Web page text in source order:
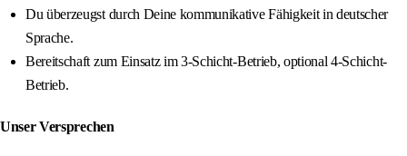
Du überzeugst durch Deine kommunikative Fähigkeit in deutscher
Sprache.
Bereitschaft zum Einsatz im 3-Schicht-Betrieb, optional 4-Schicht-
Betrieb.
Unser Versprechen